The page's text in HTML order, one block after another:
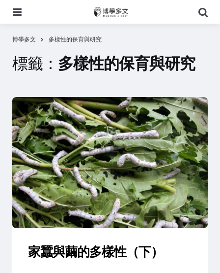
尋
博學多文 多樣性的保育與研究
標籤： 多樣性的保育與研究
家蠶與繭的多樣性（下）